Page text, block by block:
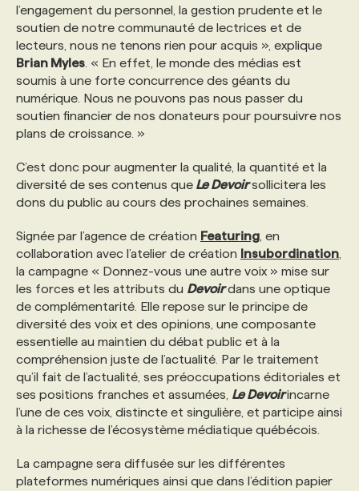
NOS TARIFS
PROGRAMMES DE SUBVENTIONS
FAQ
ANNONCEZ AVEC NOUS
ANNONCEZ AVEC NOUS
l’engagement du personnel, la gestion prudente et le
soutien de notre communauté de lectrices et de
lecteurs, nous ne tenons rien pour acquis », explique
Brian Myles . « En effet, le monde des médias est
soumis à une forte concurrence des géants du
numérique. Nous ne pouvons pas nous passer du
soutien financier de nos donateurs pour poursuivre nos
plans de croissance. »
C’est donc pour augmenter la qualité, la quantité et la
diversité de ses contenus que Le Devoir sollicitera les
dons du public au cours des prochaines semaines.
Signée par l’agence de création Featuring , en
collaboration avec l’atelier de création Insubordination
la campagne « Donnez-vous une autre voix » mise sur
les forces et les attributs du Devoirdans une optique
de complémentarité. Elle repose sur le principe de
diversité des voix et des opinions, une composante
essentielle au maintien du débat public et à la
compréhension juste de l’actualité. Par le traitement
qu’il fait de l’actualité, ses préoccupations éditoriales et
ses positions franches et assumées, Le Devoirincarne
l’une de ces voix, distincte et singulière, et participe ainsi
à la richesse de l’écosystème médiatique québécois.
La campagne sera diffusée sur les différentes
plateformes numériques ainsi que dans l’édition papier